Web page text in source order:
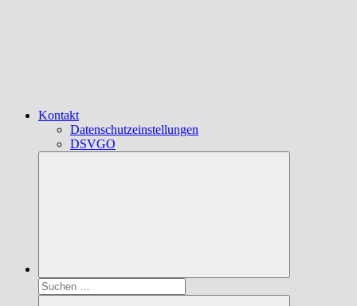
Kontakt
Datenschutzeinstellungen
DSVGO
Suchen
nach: